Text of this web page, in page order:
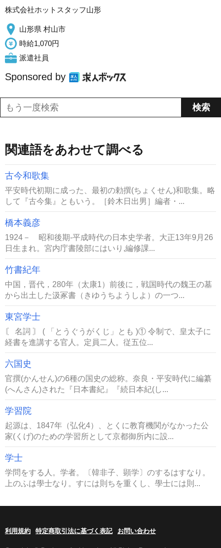
株式会社ホットスタッフ山形
山形県 村山市
時給1,070円
派遣社員
Sponsored by
関連語をあわせて調べる
古今和歌集
平安時代初期に成った、最初の勅撰(ちょくせん)和歌集。略
して『古今集』ともいう。［鈴木日出男］編者・...
橋本義彦
1924－ 昭和後期-平成時代の日本史学者。大正13年9月26
日生まれ。宮内庁書陵部にはいり,編修課...
竹書紀年
中国，晋代，280年（太康1）前後に，戦国時代の魏王の墓
から出土した汲冢書（きゆうちようしよ）の一つ...
東宮学士
〘 名詞 〙 ( 「とうぐうがくじ」とも )① 令制で、皇太子に
経書を進講する官人。定員二人。従五位...
六国史
官撰(かんせん)の6種の国史の総称。奈良・平安時代に編纂
(へんさん)された『日本書紀』『続日本紀(し...
学習院
起源は、1847年（弘化4）、とくに教育機関がなかった公
家(くげ)のための学習所として京都御所内に設...
学士
学問をする人。学者。〔韓非子、顕学〕のするはすなり。
上のふは學士なり。すには則ちを重くし、學士には則...
利用規約 特定商取引法に基づく表記 お問い合わせ